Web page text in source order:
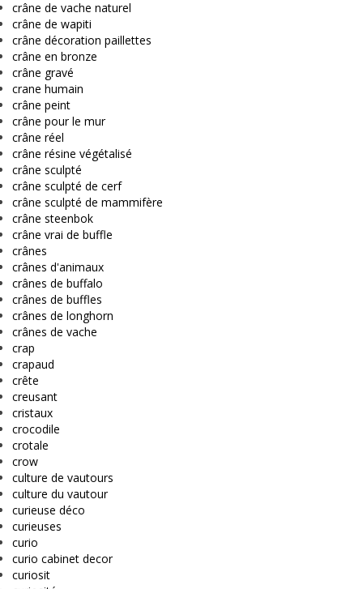
crâne de vache naturel
crâne de wapiti
crâne décoration paillettes
crâne en bronze
crâne gravé
crane humain
crâne peint
crâne pour le mur
crâne réel
crâne résine végétalisé
crâne sculpté
crâne sculpté de cerf
crâne sculpté de mammifère
crâne steenbok
crâne vrai de buffle
crânes
crânes d'animaux
crânes de buffalo
crânes de buffles
crânes de longhorn
crânes de vache
crap
crapaud
crête
creusant
cristaux
crocodile
crotale
crow
culture de vautours
culture du vautour
curieuse déco
curieuses
curio
curio cabinet decor
curiosit